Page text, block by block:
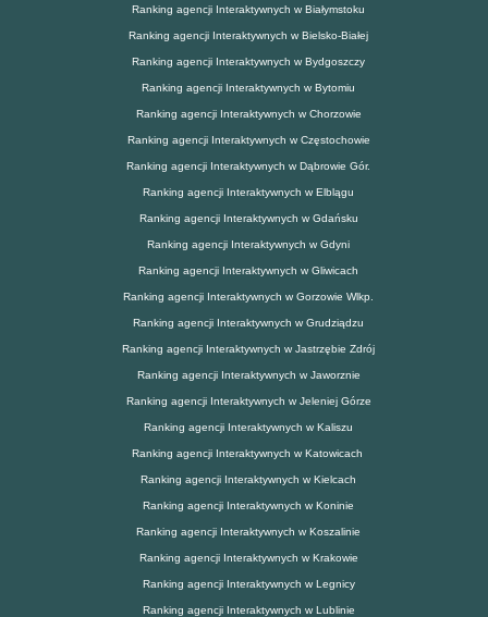
Ranking agencji Interaktywnych w Białymstoku
Ranking agencji Interaktywnych w Bielsko-Białej
Ranking agencji Interaktywnych w Bydgoszczy
Ranking agencji Interaktywnych w Bytomiu
Ranking agencji Interaktywnych w Chorzowie
Ranking agencji Interaktywnych w Częstochowie
Ranking agencji Interaktywnych w Dąbrowie Gór.
Ranking agencji Interaktywnych w Elblągu
Ranking agencji Interaktywnych w Gdańsku
Ranking agencji Interaktywnych w Gdyni
Ranking agencji Interaktywnych w Gliwicach
Ranking agencji Interaktywnych w Gorzowie Wlkp.
Ranking agencji Interaktywnych w Grudziądzu
Ranking agencji Interaktywnych w Jastrzębie Zdrój
Ranking agencji Interaktywnych w Jaworznie
Ranking agencji Interaktywnych w Jeleniej Górze
Ranking agencji Interaktywnych w Kaliszu
Ranking agencji Interaktywnych w Katowicach
Ranking agencji Interaktywnych w Kielcach
Ranking agencji Interaktywnych w Koninie
Ranking agencji Interaktywnych w Koszalinie
Ranking agencji Interaktywnych w Krakowie
Ranking agencji Interaktywnych w Legnicy
Ranking agencji Interaktywnych w Lublinie